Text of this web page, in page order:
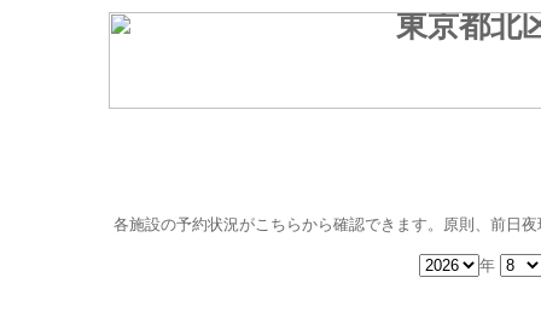
各施設の予約状況がこちらから確認できます。原則、前日
年